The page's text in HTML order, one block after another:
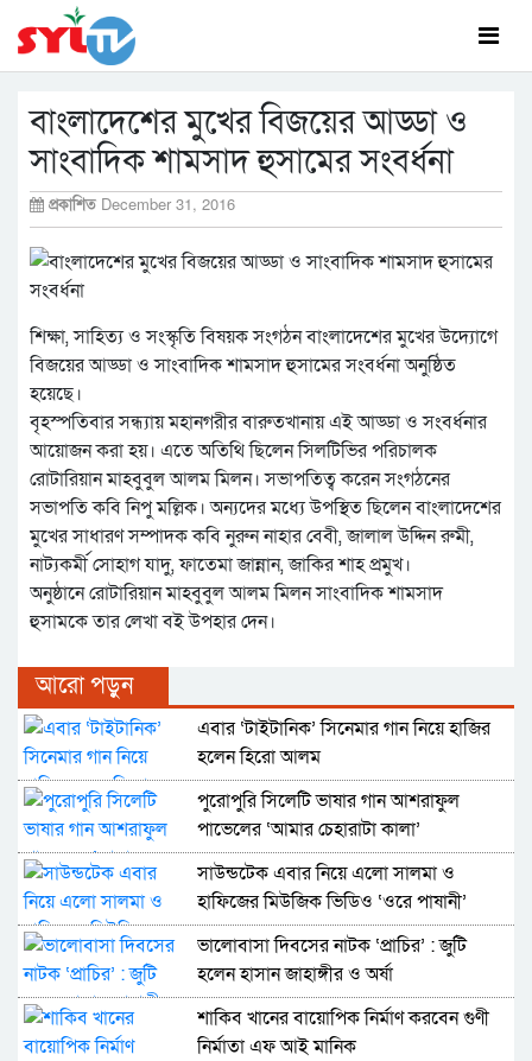
বাংলাদেশের মুখের বিজয়ের আড্ডা ও
সাংবাদিক শামসাদ হুসামের সংবর্ধনা
প্রকাশিত December 31, 2016
শিক্ষা, সাহিত্য ও সংস্কৃতি বিষয়ক সংগঠন বাংলাদেশের মুখের উদ্যোগে
বিজয়ের আড্ডা ও সাংবাদিক শামসাদ হুসামের সংবর্ধনা অনুষ্ঠিত
হয়েছে।
বৃহস্পতিবার সন্ধ্যায় মহানগরীর বারুতখানায় এই অাড্ডা ও সংবর্ধনার
আয়োজন করা হয়। এতে অতিথি ছিলেন সিলটিভির পরিচালক
রোটারিয়ান মাহবুবুল আলম মিলন। সভাপতিত্ব করেন সংগঠনের
সভাপতি কবি নিপু মল্লিক। অন্যদের মধ্যে উপস্থিত ছিলেন বাংলাদেশের
মুখের সাধারণ সম্পাদক কবি নুরুন নাহার বেবী, জালাল উদ্দিন রুমী,
নাট্যকর্মী সোহাগ যাদু, ফাতেমা জান্নান, জাকির শাহ প্রমুখ।
অনুষ্ঠানে রোটারিয়ান মাহবুবুল আলম মিলন সাংবাদিক শামসাদ
হুসামকে তার লেখা বই উপহার দেন।
আরো পড়ুন
এবার ‘টাইটানিক’ সিনেমার গান নিয়ে হাজির
হলেন হিরো আলম
পুরোপুরি সিলেটি ভাষার গান আশরাফুল
পাভেলের ‘আমার চেহারাটা কালা’
সাউন্ডটেক এবার নিয়ে এলো সালমা ও
হাফিজের মিউজিক ভিডিও ‘ওরে পাষানী’
ভালোবাসা দিবসের নাটক ‘প্রাচির’ : জুটি
হলেন হাসান জাহাঙ্গীর ও অর্ষা
শাকিব খানের বায়োপিক নির্মাণ করবেন গুণী
নির্মাতা এফ আই মানিক